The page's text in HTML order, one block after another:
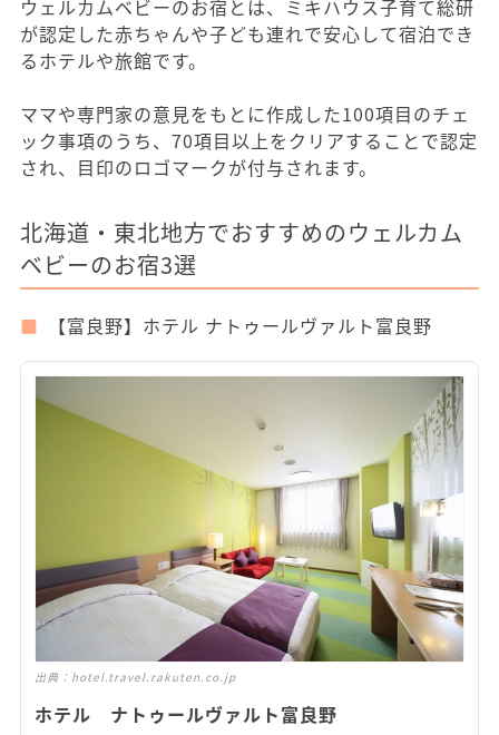
ウェルカムベビーのお宿とは、ミキハウス子育て総研
が認定した赤ちゃんや子ども連れで安心して宿泊でき
るホテルや旅館です。
ママや専門家の意見をもとに作成した100項目のチェ
ック事項のうち、70項目以上をクリアすることで認定
され、目印のロゴマークが付与されます。
北海道・東北地方でおすすめのウェルカム
ベビーのお宿3選
【富良野】ホテル ナトゥールヴァルト富良野
出典： hotel.travel.rakuten.co.jp
ホテル ナトゥールヴァルト富良野